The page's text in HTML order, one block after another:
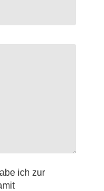
ich zur